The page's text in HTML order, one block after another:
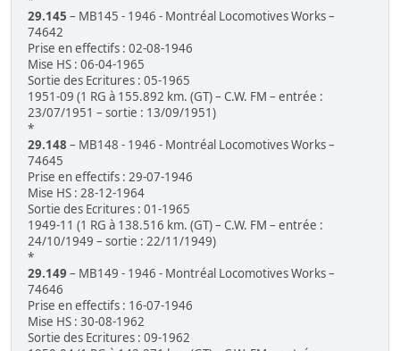
29.145 – MB145 - 1946 - Montréal Locomotives Works –
74642
Prise en effectifs : 02-08-1946
Mise HS : 06-04-1965
Sortie des Ecritures : 05-1965
1951-09 (1 RG à 155.892 km. (GT) – C.W. FM – entrée :
23/07/1951 – sortie : 13/09/1951)
*
29.148 – MB148 - 1946 - Montréal Locomotives Works –
74645
Prise en effectifs : 29-07-1946
Mise HS : 28-12-1964
Sortie des Ecritures : 01-1965
1949-11 (1 RG à 138.516 km. (GT) – C.W. FM – entrée :
24/10/1949 – sortie : 22/11/1949)
*
29.149 – MB149 - 1946 - Montréal Locomotives Works –
74646
Prise en effectifs : 16-07-1946
Mise HS : 30-08-1962
Sortie des Ecritures : 09-1962